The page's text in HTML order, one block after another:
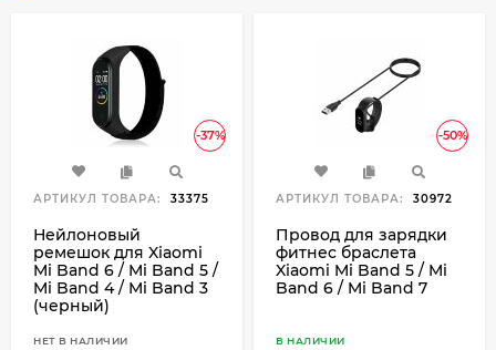
-37%
АРТИКУЛ ТОВАРА: 33375
Нейлоновый
ремешок для Xiaomi
Mi Band 6 / Mi Band 5 /
Mi Band 4 / Mi Band 3
(черный)
НЕТ В НАЛИЧИИ
-50%
АРТИКУЛ ТОВАРА: 30972
Провод для зарядки
фитнес браслета
Xiaomi Mi Band 5 / Mi
Band 6 / Mi Band 7
В НАЛИЧИИ